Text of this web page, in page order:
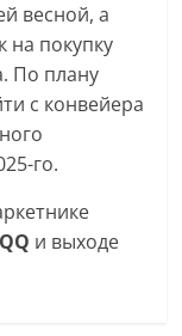
весной, а
на покупку
По плану
с конвейера
го.
и выходе